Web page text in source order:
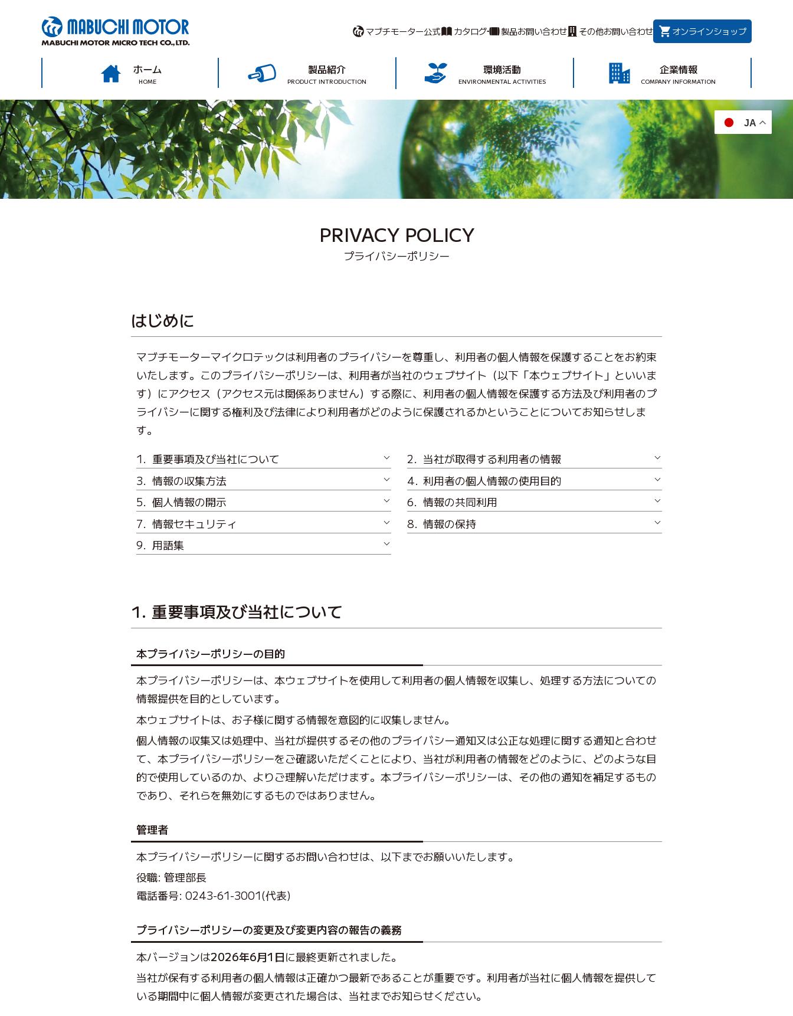
マブチモーター公式 カタログ 製品お問い合わせ その他お問い合わせ オンラインショップ
ホーム
HOME
製品紹介
PRODUCT INTRODUCTION
環境活動
ENVIRONMENTAL ACTIVITIES
企業情報
COMPANY INFORMATION
JA
PRIVACY POLICY
プライバシーポリシー
はじめに
マブチモーターマイクロテックは利用者のプライバシーを尊重し、利用者の個人情報を保護することをお約束
いたします。このプライバシーポリシーは、利用者が当社のウェブサイト（以下「本ウェブサイト」といいま
す）にアクセス（アクセス元は関係ありません）する際に、利用者の個人情報を保護する方法及び利用者のプ
ライバシーに関する権利及び法律により利用者がどのように保護されるかということについてお知らせしま
す。
重要事項及び当社について
当社が取得する利用者の情報
情報の収集方法
利用者の個人情報の使用目的
個人情報の開示
情報の共同利用
情報セキュリティ
情報の保持
用語集
1. 重要事項及び当社について
本プライバシーポリシーの目的
本プライバシーポリシーは、本ウェブサイトを使用して利用者の個人情報を収集し、処理する方法についての
情報提供を目的としています。
本ウェブサイトは、お子様に関する情報を意図的に収集しません。
個人情報の収集又は処理中、当社が提供するその他のプライバシー通知又は公正な処理に関する通知と合わせ
て、本プライバシーポリシーをご確認いただくことにより、当社が利用者の情報をどのように、どのような目
的で使用しているのか、よりご理解いただけます。本プライバシーポリシーは、その他の通知を補足するもの
であり、それらを無効にするものではありません。
管理者
本プライバシーポリシーに関するお問い合わせは、以下までお願いいたします。
役職: 管理部長
電話番号: 0243-61-3001(代表)
プライバシーポリシーの変更及び変更内容の報告の義務
本バージョンは2026年6月1日に最終更新されました。
当社が保有する利用者の個人情報は正確かつ最新であることが重要です。利用者が当社に個人情報を提供して
いる期間中に個人情報が変更された場合は、当社までお知らせください。